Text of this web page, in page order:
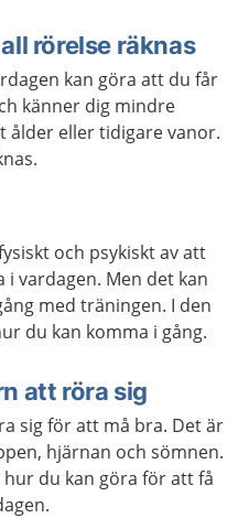
rörelse räknas
kan göra att du får
känner dig mindre
ålder eller tidigare vanor.
och psykiskt av att
vardagen. Men det kan
med träningen. I den
du kan komma i gång.
att röra sig
sig för att må bra. Det är
hjärnan och sömnen.
du kan göra för att få